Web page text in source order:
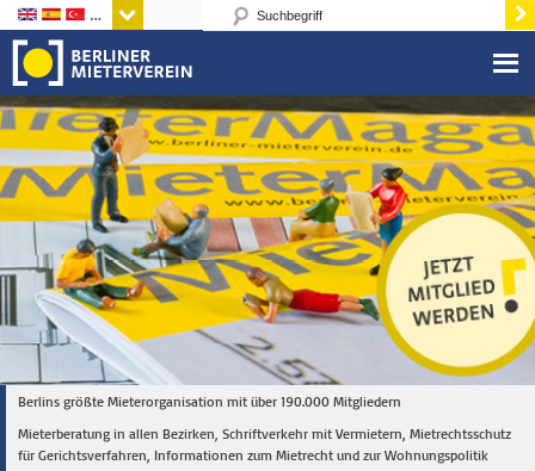
Sprachen
Berlins größte Mieterorganisation mit über 190.000 Mitgliedern
Mieterberatung in allen Bezirken, Schriftverkehr mit Vermietern, Mietrechtsschutz
für Gerichtsverfahren, Informationen zum Mietrecht und zur Wohnungspolitik